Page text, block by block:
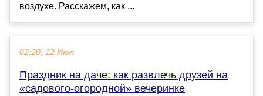
воздухе. Расскажем, как ...
02:20, 12 Июл
Праздник на даче: как развлечь друзей на
«садового-огородной» вечеринке